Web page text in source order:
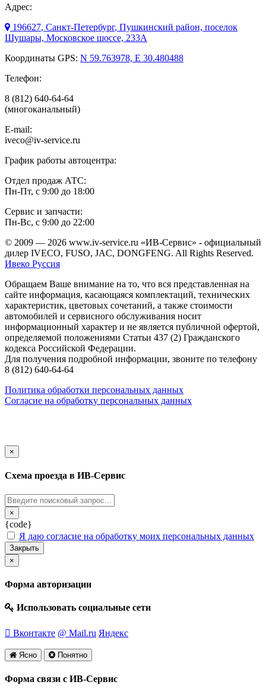
Адрес:
196627, Санкт-Петербург, Пушкинский район, поселок
Шушары, Московское шоссе, 233А
Координаты GPS: N 59.763978, E 30.480488
Телефон:
8 (812) 640-64-64
(многоканальный)
E-mail:
iveco@iv-service.ru
График работы автоцентра:
Отдел продаж АТС:
Пн-Пт, с 9:00 до 18:00
Сервис и запчасти:
Пн-Вс, с 9:00 до 22:00
© 2009 — 2026 www.iv-service.ru «ИВ-Сервис» - официальный
дилер IVECO, FUSO, JAC, DONGFENG. All Rights Reserved.
Ивеко Руссия
Обращаем Ваше внимание на то, что вся представленная на
сайте информация, касающаяся комплектаций, технических
характеристик, цветовых сочетаний, а также стоимости
автомобилей и сервисного обслуживания носит
информационный характер и не является публичной офертой,
определяемой положениями Статьи 437 (2) Гражданского
кодекса Российской Федерации.
Для получения подробной информации, звоните по телефону
8 (812) 640-64-64
Политика обработки персональных данных
Согласие на обработку персональных данных
×
Схема проезда в ИВ-Сервис
×
{code}
Я даю согласие на обработку моих персональных данных
Закрыть
×
Форма авторизации
Использовать социальные сети
Вконтакте @ Mail.ru Яндекс
Ясно Понятно
Форма связи с ИВ-Сервис